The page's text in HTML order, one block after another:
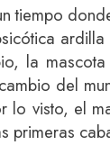
tiempo
la
del
lo visto, el
primeras